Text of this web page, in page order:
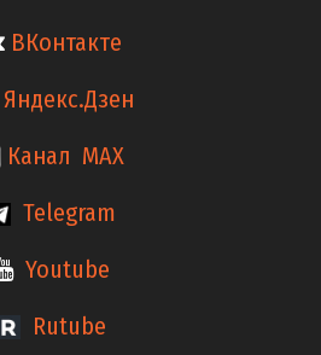
ВКонтакте
Яндекс.Дзен
Канал MAX
Telegram
Youtube
Rutube